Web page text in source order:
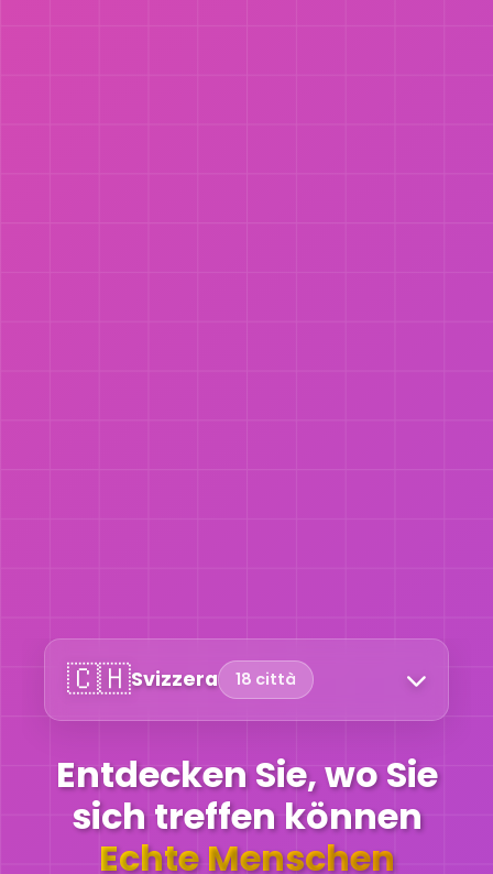
🇨🇭Svizzera 18 città
Entdecken Sie, wo Sie
sich treffen können
Echte Menschen